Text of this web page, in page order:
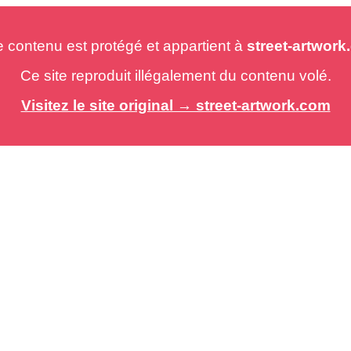
est protégé et appartient à street-
Ce site reproduit illégalement du contenu volé.
Visitez le site original → street-artwork.com